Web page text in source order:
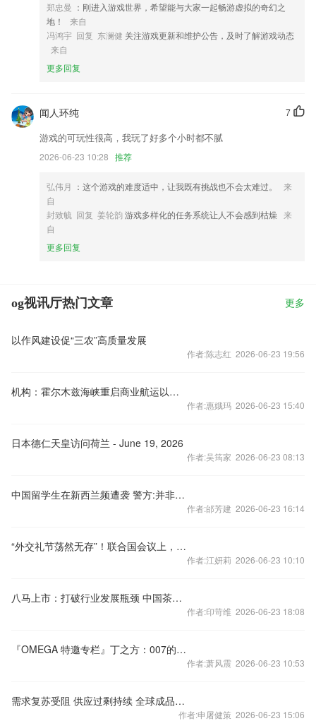
郑忠曼 ：刚进入游戏世界，希望能与大家一起畅游虚拟的奇幻之
地！
来自
冯鸿宇 回复 东澜健 关注游戏更新和维护公告，及时了解游戏动态
来自
更多回复
7
闻人环纯
游戏的可玩性很高，我玩了好多个小时都不腻
2026-06-23 10:28 推荐
弘伟月 ：这个游戏的难度适中，让我既有挑战也不会太难过。
来
自
封致毓 回复 姜轮韵游戏多样化的任务系统让人不会感到枯燥 来
自
更多回复
og视讯厅热门文章 更多
以作风建设促“三农”高质量发展
作者:陈志红 2026-06-23 19:56
机构：霍尔木兹海峡重启商业航运以来已有至少20艘油轮通航
作者:惠娥玛 2026-06-23 15:40
日本德仁天皇访问荷兰 - June 19, 2026
作者:吴筠家 2026-06-23 08:13
中国留学生在新西兰频遭袭 警方:并非针对亚裔
作者:邰芳建 2026-06-23 16:14
“外交礼节荡然无存”！联合国会议上，以色列代表和联合国官员爆发激烈争吵
作者:江妍莉 2026-06-23 10:10
八马上市：打破行业发展瓶颈 中国茶迈入品牌化新阶段
作者:印苛维 2026-06-23 18:08
『OMEGA 特邀专栏』丁之方：007的专属腕表
作者:萧风震 2026-06-23 10:53
需求复苏受阻 供应过剩持续 全球成品油市场难回暖
作者:申屠健策 2026-06-23 15:06